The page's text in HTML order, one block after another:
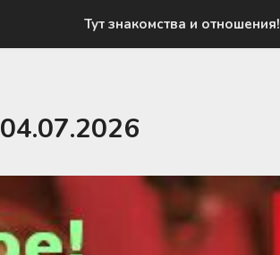
Тут знакомства и отношения!
04.07.2026